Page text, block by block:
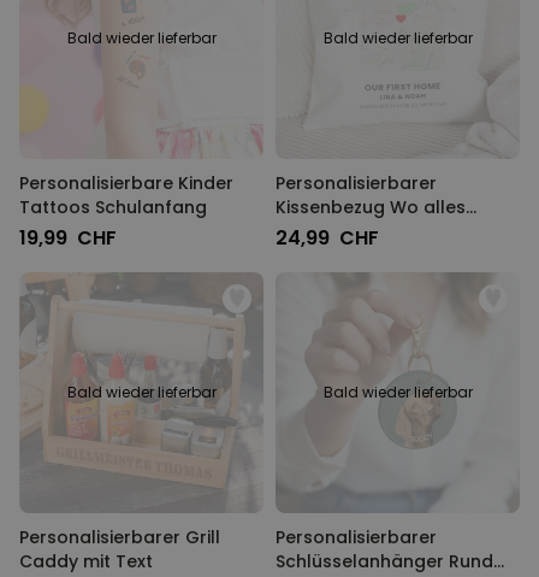
Bald wieder lieferbar
Personalisierbare Kinder
Tattoos Schulanfang
19,99 CHF
Bald wieder lieferbar
Personalisierbarer
Kissenbezug Wo alles
Begann
24,99 CHF
Bald wieder lieferbar
Personalisierbarer Grill
Caddy mit Text
Bald wieder lieferbar
Personalisierbarer
Schlüsselanhänger Rund